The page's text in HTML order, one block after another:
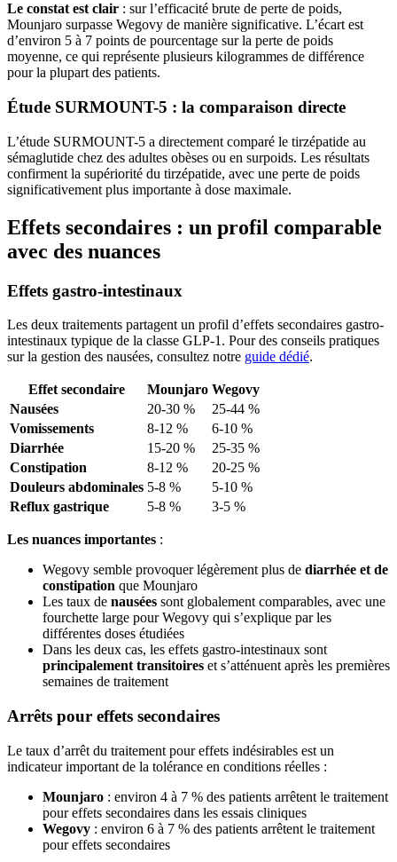
Le constat est clair : sur l’efficacité brute de perte de poids,
Mounjaro surpasse Wegovy de manière significative. L’écart est
d’environ 5 à 7 points de pourcentage sur la perte de poids
moyenne, ce qui représente plusieurs kilogrammes de différence
pour la plupart des patients.
Étude SURMOUNT-5 : la comparaison directe
L’étude SURMOUNT-5 a directement comparé le tirzépatide au
sémaglutide chez des adultes obèses ou en surpoids. Les résultats
confirment la supériorité du tirzépatide, avec une perte de poids
significativement plus importante à dose maximale.
Effets secondaires : un profil comparable
avec des nuances
Effets gastro-intestinaux
Les deux traitements partagent un profil d’effets secondaires gastro-
intestinaux typique de la classe GLP-1. Pour des conseils pratiques
sur la gestion des nausées, consultez notre guide dédié.
Effet secondaire Mounjaro Wegovy
Nausées
20-30 %
25-44 %
Vomissements
8-12 %
6-10 %
Diarrhée
15-20 %
25-35 %
Constipation
8-12 %
20-25 %
Douleurs abdominales 5-8 %
5-10 %
Reflux gastrique
5-8 % 3-5 %
Les nuances importantes :
Wegovy semble provoquer légèrement plus de diarrhée et de
constipation que Mounjaro
Les taux de nausées sont globalement comparables, avec une
fourchette large pour Wegovy qui s’explique par les
différentes doses étudiées
Dans les deux cas, les effets gastro-intestinaux sont
principalement transitoires et s’atténuent après les premières
semaines de traitement
Arrêts pour effets secondaires
Le taux d’arrêt du traitement pour effets indésirables est un
indicateur important de la tolérance en conditions réelles :
Mounjaro : environ 4 à 7 % des patients arrêtent le traitement
pour effets secondaires dans les essais cliniques
Wegovy : environ 6 à 7 % des patients arrêtent le traitement
pour effets secondaires